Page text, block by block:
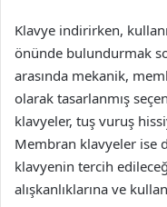
Klavye indirirken,
önünde bulundurmak
arasında mekanik,
olarak tasarlanmış
klavyeler, tuş vuruş
Membran klavyeler ise
klavyenin tercih
alışkanlıklarına ve